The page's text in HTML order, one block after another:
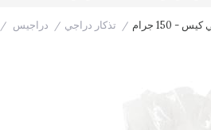
دراجيس تذكار دراجي
150 جرام